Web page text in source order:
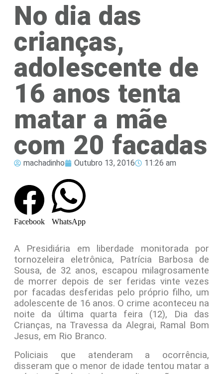
No dia das
crianças,
adolescente de
16 anos tenta
matar a mãe
com 20 facadas
machadinho Outubro 13, 2016 11:26 am
Facebook WhatsApp
A Presidiária em liberdade monitorada por
tornozeleira eletrônica, Patrícia Barbosa de
Sousa, de 32 anos, escapou milagrosamente
de morrer depois de ser feridas vinte vezes
por facadas desferidas pelo próprio filho, um
adolescente de 16 anos. O crime aconteceu na
noite da última quarta feira (12), Dia das
Crianças, na Travessa da Alegrai, Ramal Bom
Jesus, em Rio Branco.
Policiais que atenderam a ocorrência,
disseram que o menor de idade tentou matar a